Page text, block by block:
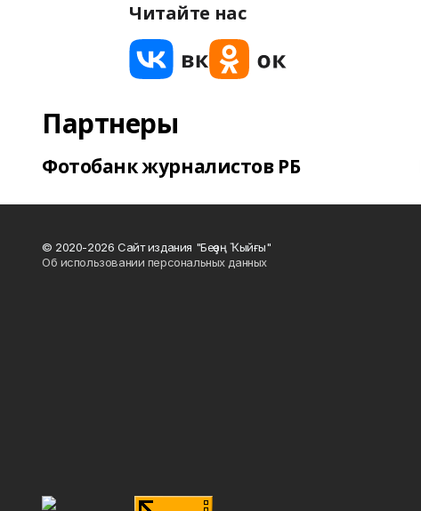
Читайте нас
Партнеры
Фотобанк журналистов РБ
© 2020-2026 Сайт издания "Беҙҙең Ҡыйғы"
Об использовании персональных данных